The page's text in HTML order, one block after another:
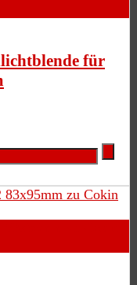
für